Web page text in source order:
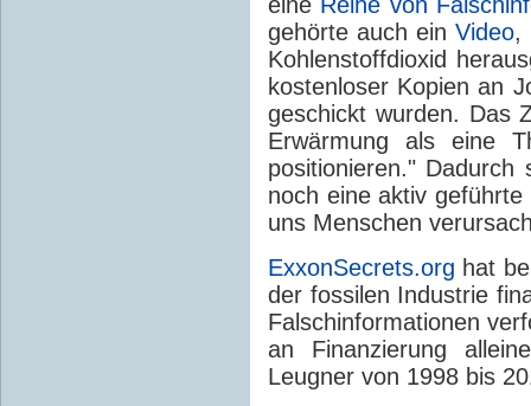
gehörte auch einVideo,
Kohlenstoffdioxid
kostenloser Kopien an
geschickt wurden. Das
Erwärmung als eine
positionieren."
noch eine aktiv
uns Menschen
ExxonSecrets.org hat
der fossilen Industrie
Falschinformationen
an Finanzierung
Leugner von 1998 bis